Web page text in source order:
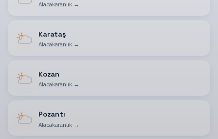
Alacakaranlık→
Karataş
Alacakaranlık→
Kozan
Alacakaranlık→
Pozantı
Alacakaranlık→